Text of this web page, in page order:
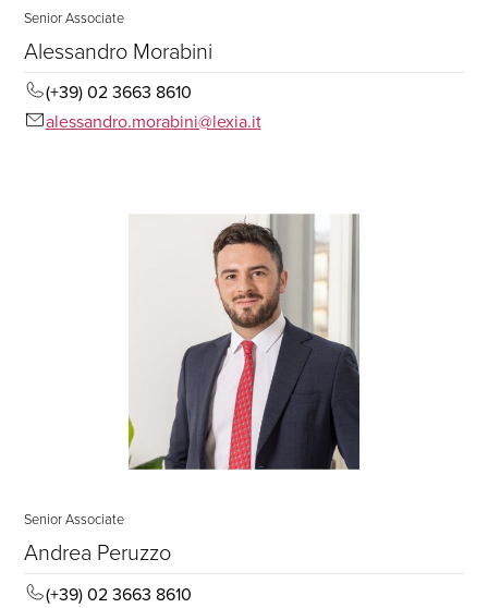
Senior Associate
Alessandro Morabini
(+39) 02 3663 8610
alessandro.morabini@lexia.it
Senior Associate
Andrea Peruzzo
(+39) 02 3663 8610